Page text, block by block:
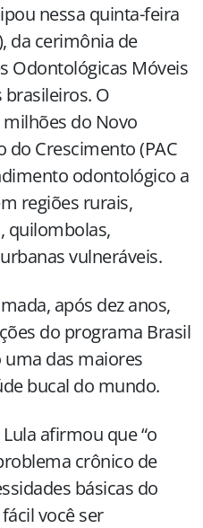
nessa quinta-feira
da cerimônia de
Odontológicas Móveis
O
do Novo
do Crescimento (PAC
odontológico a
regiões rurais,
quilombolas,
vulneráveis.
após dez anos,
do programa Brasil
das maiores
bucal do mundo.
afirmou que “o
crônico de
básicas do
você ser